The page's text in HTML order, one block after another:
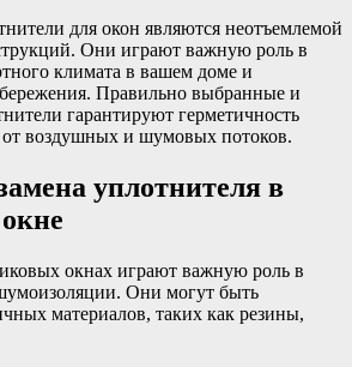
для окон являются неотъемлемой
Они играют важную роль в
климата в вашем доме и
Правильно выбранные и
гарантируют герметичность
от воздушных и шумовых потоков.
уплотнителя в
окнах играют важную роль в
Они могут быть
материалов, таких как резины,